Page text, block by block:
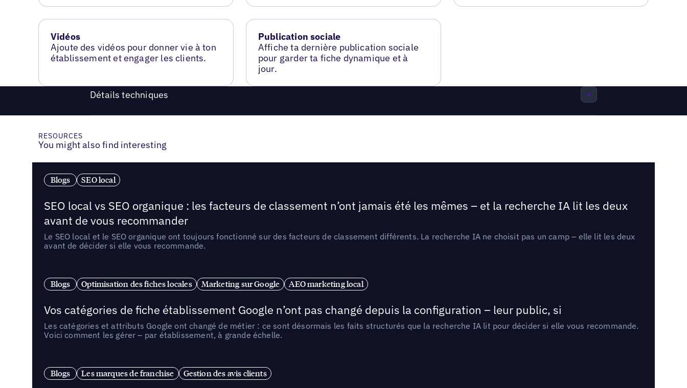
Vidéos
Ajoute des vidéos pour donner vie à ton
établissement et engager les clients.
Publication sociale
Affiche ta dernière publication sociale
pour garder ta fiche dynamique et à
jour.
Détails techniques
RESOURCES
You might also find interesting
Blogs SEO local
SEO local vs SEO organique : les facteurs de classement n’ont jamais été les mêmes – et la recherche IA lit les deux
avant de vous recommander
Le SEO local et le SEO organique ont toujours fonctionné sur des facteurs de classement différents. La recherche IA ne choisit pas un camp – elle lit les deux
avant de décider si elle vous recommande.
Blogs Optimisation des fiches locales Marketing sur Google AEO marketing local
Vos catégories de fiche établissement Google n’ont pas changé depuis la configuration – leur public, si
Les catégories et attributs Google ont changé de métier : ce sont désormais les faits structurés que la recherche IA lit pour décider si elle vous recommande.
Voici comment les gérer – par établissement, à grande échelle.
Blogs Les marques de franchise Gestion des avis clients